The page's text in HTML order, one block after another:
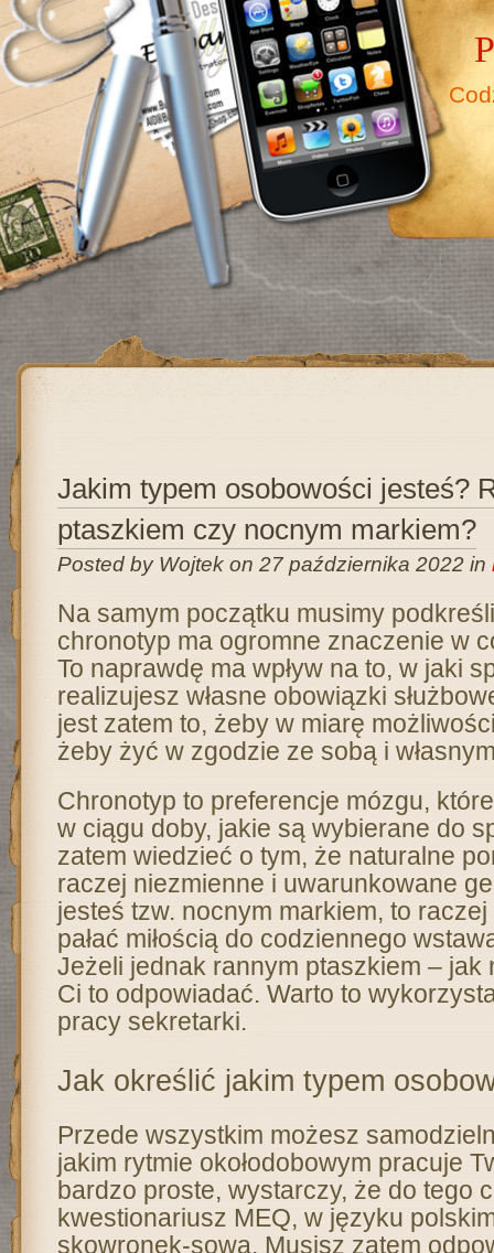
Jakim typem osobowości jesteś?
ptaszkiem czy nocnym markiem?
Posted by Wojtek on 27 października 2022 in
Na samym początku musimy
chronotyp ma ogromne znaczenie w
To naprawdę ma wpływ na to, w jaki
realizujesz własne obowiązki
jest zatem to, żeby w miarę
żeby żyć w zgodzie ze sobą i
Chronotyp to preferencje mózgu,
w ciągu doby, jakie są wybierane do
zatem wiedzieć o tym, że naturalne
raczej niezmienne i uwarunkowane
jesteś tzw. nocnym markiem, to
pałać miłością do codziennego
Jeżeli jednak rannym ptaszkiem – jak
Ci to odpowiadać. Warto to
pracy sekretarki.
Jak określić jakim typem
Przede wszystkim możesz
jakim rytmie okołodobowym pracuje
bardzo proste, wystarczy, że do tego
kwestionariusz MEQ, w języku
skowronek-sowa. Musisz zatem